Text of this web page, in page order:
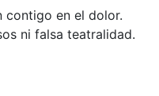
contigo en el dolor.
ni falsa teatralidad.